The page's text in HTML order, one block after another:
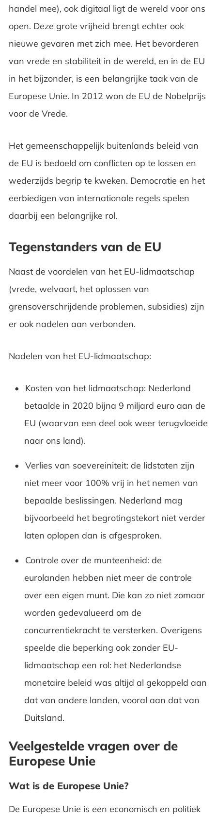
handel mee), ook digitaal ligt de wereld voor ons
open. Deze grote vrijheid brengt echter ook
nieuwe gevaren met zich mee. Het bevorderen
van vrede en stabiliteit in de wereld, en in de EU
in het bijzonder, is een belangrijke taak van de
Europese Unie. In 2012 won de EU de Nobelprijs
voor de Vrede.
Het gemeenschappelijk buitenlands beleid van
de EU is bedoeld om conflicten op te lossen en
wederzijds begrip te kweken. Democratie en het
eerbiedigen van internationale regels spelen
daarbij een belangrijke rol.
Tegenstanders van de EU
Naast de voordelen van het EU-lidmaatschap
(vrede, welvaart, het oplossen van
grensoverschrijdende problemen, subsidies) zijn
er ook nadelen aan verbonden.
Nadelen van het EU-lidmaatschap:
Kosten van het lidmaatschap: Nederland
betaalde in 2020 bijna 9 miljard euro aan de
EU (waarvan een deel ook weer terugvloeide
naar ons land).
Verlies van soevereiniteit: de lidstaten zijn
niet meer voor 100% vrij in het nemen van
bepaalde beslissingen. Nederland mag
bijvoorbeeld het begrotingstekort niet verder
laten oplopen dan is afgesproken.
Controle over de munteenheid: de
eurolanden hebben niet meer de controle
over een eigen munt. Die kan zo niet zomaar
worden gedevalueerd om de
concurrentiekracht te versterken. Overigens
speelde die beperking ook zonder EU-
lidmaatschap een rol: het Nederlandse
monetaire beleid was altijd al gekoppeld aan
dat van andere landen, vooral aan dat van
Duitsland.
Veelgestelde vragen over de
Europese Unie
Wat is de Europese Unie?
De Europese Unie is een economisch en politiek